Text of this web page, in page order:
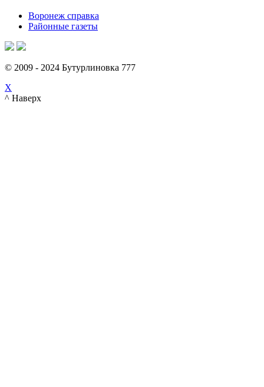
Воронеж справка
Районные газеты
© 2009 - 2024 Бутурлиновка 777
X
^ Наверх